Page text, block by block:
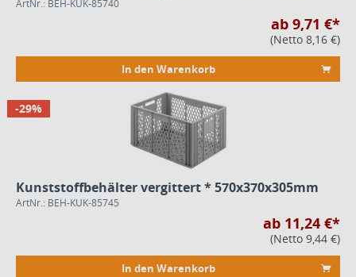
ArtNr.: BEH-KUK-85740
ab 9,71 €*
(Netto 8,16 €)
In den Warenkorb
-29%
Kunststoffbehälter vergittert * 570x370x305mm
ArtNr.: BEH-KUK-85745
ab 11,24 €*
(Netto 9,44 €)
In den Warenkorb